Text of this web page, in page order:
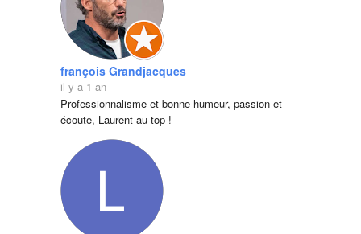
françois Grandjacques
il y a 1 an
Professionnalisme et bonne humeur, passion et
écoute, Laurent au top !